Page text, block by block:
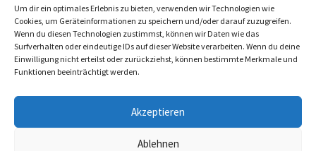
Um dir ein optimales Erlebnis zu bieten, verwenden wir Technologien wie
Cookies, um Geräteinformationen zu speichern und/oder darauf zuzugreifen.
Wenn du diesen Technologien zustimmst, können wir Daten wie das
Surfverhalten oder eindeutige IDs auf dieser Website verarbeiten. Wenn du deine
Einwilligung nicht erteilst oder zurückziehst, können bestimmte Merkmale und
Funktionen beeinträchtigt werden.
Akzeptieren
Ablehnen
MeckCura Pflegedienst GmbH
Freie Kapazitäten: 10
Pflegeberatung nach §37.3